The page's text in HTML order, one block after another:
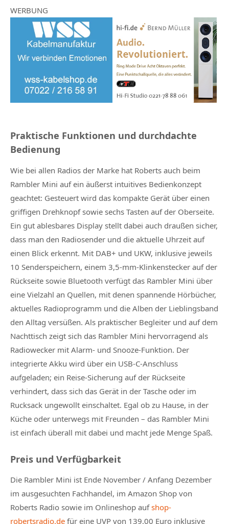
WERBUNG
Praktische Funktionen und durchdachte
Bedienung
Wie bei allen Radios der Marke hat Roberts auch beim
Rambler Mini auf ein äußerst intuitives Bedienkonzept
geachtet: Gesteuert wird das kompakte Gerät über einen
griffigen Drehknopf sowie sechs Tasten auf der Oberseite.
Ein gut ablesbares Display stellt dabei auch draußen sicher,
dass man den Radiosender und die aktuelle Uhrzeit auf
einen Blick erkennt. Mit DAB+ und UKW, inklusive jeweils
10 Senderspeichern, einem 3,5-mm-Klinkenstecker auf der
Rückseite sowie Bluetooth verfügt das Rambler Mini über
eine Vielzahl an Quellen, mit denen spannende Hörbücher,
aktuelles Radioprogramm und die Alben der Lieblingsband
den Alltag versüßen. Als praktischer Begleiter und auf dem
Nachttisch zeigt sich das Rambler Mini hervorragend als
Radiowecker mit Alarm- und Snooze-Funktion. Der
integrierte Akku wird über ein USB-C-Anschluss
aufgeladen; ein Reise-Sicherung auf der Rückseite
verhindert, dass sich das Gerät in der Tasche oder im
Rucksack ungewollt einschaltet. Egal ob zu Hause, in der
Küche oder unterwegs mit Freunden – das Rambler Mini
ist einfach überall mit dabei und macht jede Menge Spaß.
Preis und Verfügbarkeit
Die Rambler Mini ist Ende November / Anfang Dezember
im ausgesuchten Fachhandel, im Amazon Shop von
Roberts Radio sowie im Onlineshop aufshop-
robertsradio.de für eine UVP von 139,00 Euro inklusive